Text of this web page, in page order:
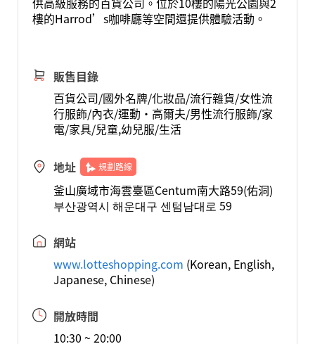
樓的Harrod’s咖啡廳等空間還提供體驗活動。
販售目錄
百貨公司/國外名牌/化妝品/流行雜貨/女性流
行服飾/內衣/運動·高爾夫/男性流行服飾/家
電/家具/兒童,幼兒服/生活
地址 規劃路線
釜山廣域市海雲臺區Centum南大路59(佑洞)
부산광역시 해운대구 센텀남대로 59
網站
www.lotteshopping.com (Korean, English,
Japanese, Chinese)
開放時間
10:30 ~ 20:00